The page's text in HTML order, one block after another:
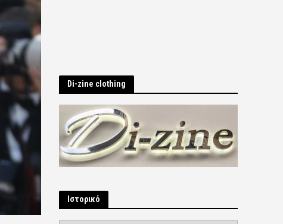
Di-zine clothing
Ιστορικό